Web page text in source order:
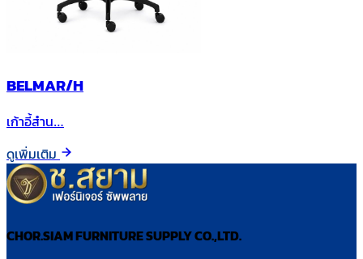
BELMAR/H
เก้าอี้สำน…
ดูเพิ่มเติม
CHOR.SIAM FURNITURE SUPPLY CO.,LTD.